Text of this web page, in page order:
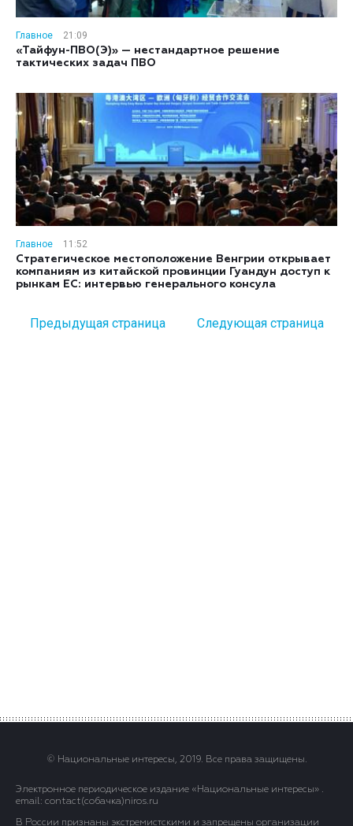
Главное
21:09
«Тайфун-ПВО(Э)» — нестандартное решение
тактических задач ПВО
Главное
11:52
Стратегическое местоположение Венгрии открывает
компаниям из китайской провинции Гуандун доступ к
рынкам ЕС: интервью генерального консула
Предыдущая страница Следующая страница
© Национальные интересы, 2019. Все права защищены.
Электронное периодическое издание «Национальные интересы» .
email: contact(сoбaчка)niros.ru
В России признаны экстремистскими и запрещены организации